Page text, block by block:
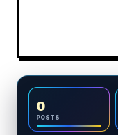
0
POSTS